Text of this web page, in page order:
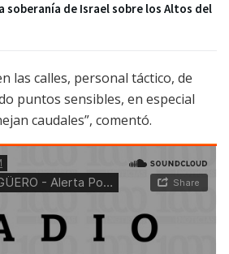
soberanía de Israel sobre los Altos del
las calles, personal táctico, de
puntos sensibles, en especial
caudales”, comentó.